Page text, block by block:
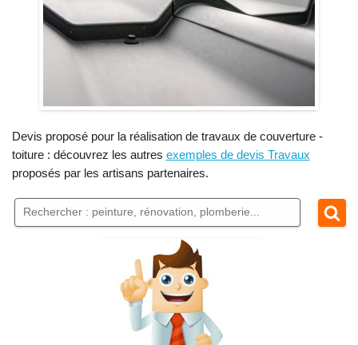
Devis proposé pour la réalisation de travaux de couverture -
toiture : découvrez les autres exemples de devis Travaux
proposés par les artisans partenaires.